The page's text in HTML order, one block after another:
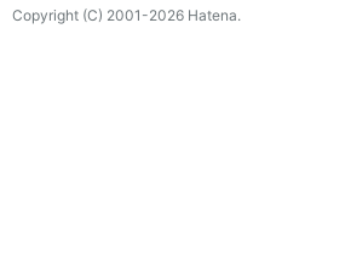
Copyright (C) 2001-2026 Hatena.